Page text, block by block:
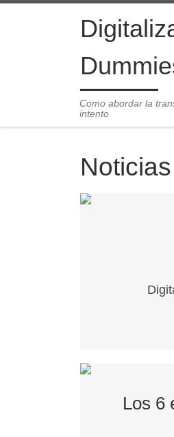
Saltar al contenido
Como abordar la
intento
Los 6